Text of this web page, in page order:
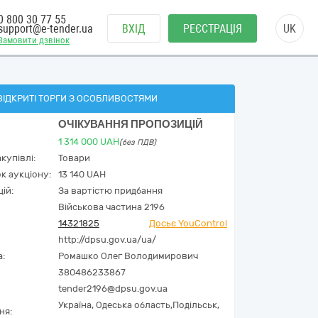
дзвінок
800 30 77 55
tender.ua ВХІД РЕЄСТРАЦІЯ UK
ТОРГИ З ОСОБЛИВОСТЯМИ
ОЧІКУВАННЯ ПРОПОЗИЦІЙ
1 314 000 UAH(без ПДВ)
Товари
аукціону:
13 140 UAH
За вартістю придбання
Військова частина 2196
14321825
Досьє YouControl
http://dpsu.gov.ua/ua/
Ромашко Олег Володимирович
380486233867
tender2196@dpsu.gov.ua
Україна, Одеська область,Подільськ,